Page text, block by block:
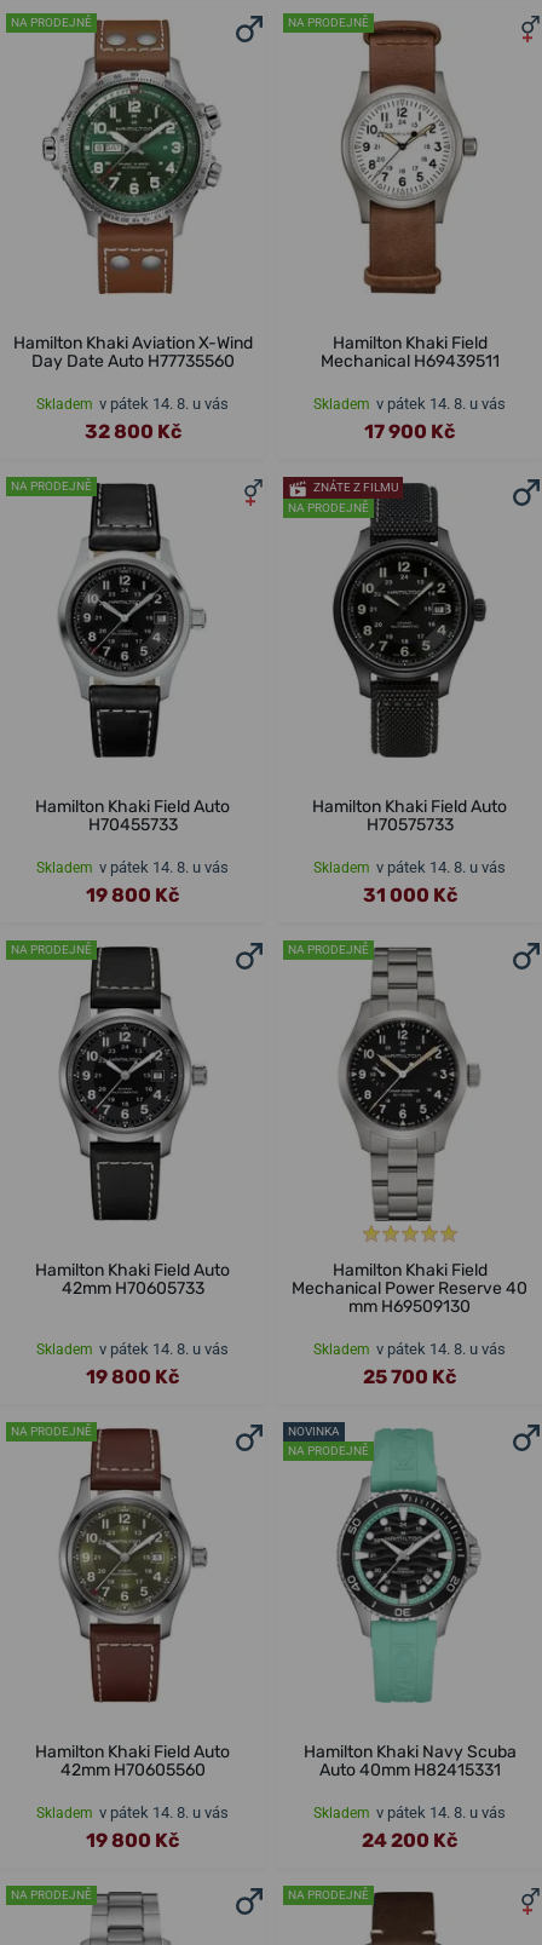
NA PRODEJNĚ
Hamilton Khaki Aviation X-Wind
Day Date Auto H77735560
Skladem v pátek 14. 8. u vás
32 800 Kč
NA PRODEJNĚ
Hamilton Khaki Field
Mechanical H69439511
Skladem v pátek 14. 8. u vás
17 900 Kč
NA PRODEJNĚ
Hamilton Khaki Field Auto
H70455733
Skladem v pátek 14. 8. u vás
19 800 Kč
ZNÁTE Z FILMU
NA PRODEJNĚ
Hamilton Khaki Field Auto
H70575733
Skladem v pátek 14. 8. u vás
31 000 Kč
NA PRODEJNĚ
Hamilton Khaki Field Auto
42mm H70605733
Skladem v pátek 14. 8. u vás
19 800 Kč
NA PRODEJNĚ
Hamilton Khaki Field
Mechanical Power Reserve 40
mm H69509130
Skladem v pátek 14. 8. u vás
25 700 Kč
NA PRODEJNĚ
Hamilton Khaki Field Auto
42mm H70605560
Skladem v pátek 14. 8. u vás
19 800 Kč
NOVINKA
NA PRODEJNĚ
Hamilton Khaki Navy Scuba
Auto 40mm H82415331
Skladem v pátek 14. 8. u vás
24 200 Kč
NA PRODEJNĚ NA PRODEJNĚ